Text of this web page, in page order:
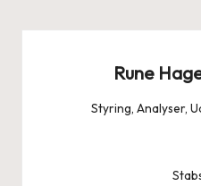
Rune
Styring, Analyser,